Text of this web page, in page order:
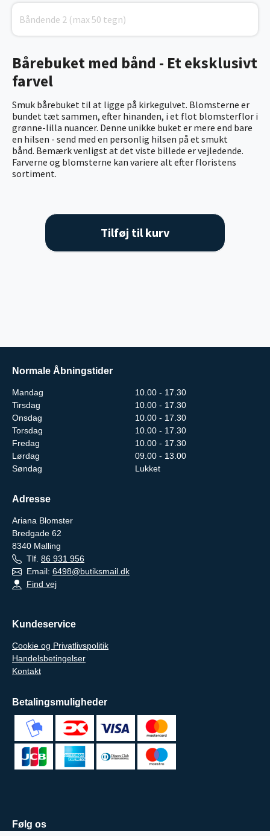
Bårebuket med bånd - Et eksklusivt
farvel
Smuk bårebuket til at ligge på kirkegulvet. Blomsterne er
bundet tæt sammen, efter hinanden, i et flot blomsterflor i
grønne-lilla nuancer. Denne unikke buket er mere end bare
en hilsen - send med en personlig hilsen på et smukt
bånd. Bemærk venligst at det viste billede er vejledende.
Farverne og blomsterne kan variere alt efter floristens
sortiment.
Tilføj til kurv
Normale Åbningstider
Mandag
10.00 - 17.30
Tirsdag
10.00 - 17.30
Onsdag
10.00 - 17.30
Torsdag
10.00 - 17.30
Fredag
10.00 - 17.30
Lørdag
09.00 - 13.00
Søndag
Lukket
Adresse
Ariana Blomster
Bredgade 62
8340 Malling
Tlf. 86 931 956
Email: 6498@butiksmail.dk
Find vej
Kundeservice
Cookie og Privatlivspolitik
Handelsbetingelser
Kontakt
Betalingsmuligheder
Følg os